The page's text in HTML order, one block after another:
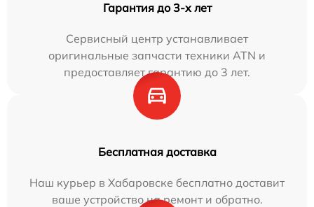
Гарантия до 3-х лет
Сервисный центр устанавливает
оригинальные запчасти техники ATN и
предоставляет гарантию до 3 лет.
Бесплатная доставка
Наш курьер в Хабаровске бесплатно доставит
ваше устройство на ремонт и обратно.